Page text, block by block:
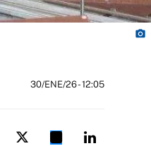
photo_camera
30/ENE/26- 12:05